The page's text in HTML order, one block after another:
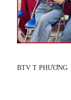
BTV T PHƯƠNG